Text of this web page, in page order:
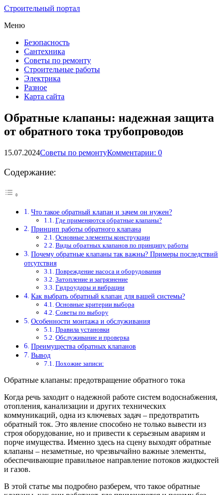
Строительный портал
Меню
Безопасность
Сантехника
Советы по ремонту
Строительные работы
Электрика
Разное
Карта сайта
Обратные клапаны: надежная защита
от обратного тока трубопроводов
15.07.2024Советы по ремонтуКомментарии: 0
Содержание:
Что такое обратный клапан и зачем он нужен?
Где применяются обратные клапаны?
Принцип работы обратного клапана
Основные элементы конструкции
Виды обратных клапанов по принципу работы
Почему обратные клапаны так важны? Примеры последствий
отсутствия
Повреждение насоса и оборудования
Затопление и загрязнение
Гидроудары и вибрации
Как выбрать обратный клапан для вашей системы?
Основные критерии выбора
Советы по выбору
Особенности монтажа и обслуживания
Правила установки
Обслуживание и проверка
Преимущества обратных клапанов
Вывод
Похожие записи:
Обратные клапаны: предотвращение обратного тока
Когда речь заходит о надежной работе систем водоснабжения,
отопления, канализации и других технических
коммуникаций, одна из ключевых задач – предотвратить
обратный ток. Это явление способно не только вывести из
строя оборудование, но и привести к серьезным авариям и
порче имущества. Именно здесь на сцену выходят обратные
клапаны – незаметные, но чрезвычайно важные элементы,
обеспечивающие правильное направление потоков жидкостей
и газов.
В этой статье мы подробно разберем, что такое обратные